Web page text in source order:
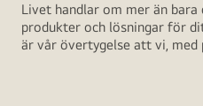
Livet handlar om mer än
produkter och lösningar för
är vår övertygelse att vi, med